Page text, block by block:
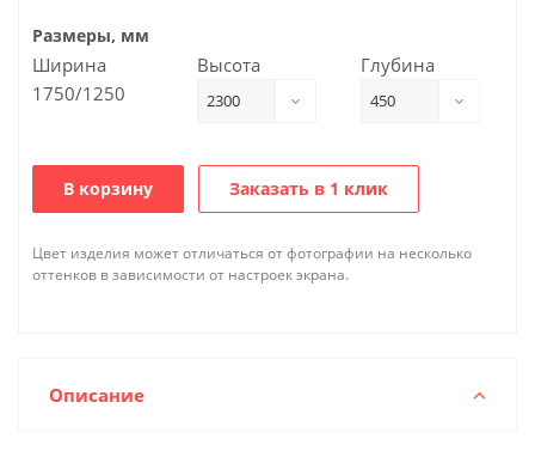
Размеры, мм
Ширина
1750/1250
Высота
2300
Глубина
450
В корзину Заказать в 1 клик
Цвет изделия может отличаться от фотографии на несколько
оттенков в зависимости от настроек экрана.
Описание